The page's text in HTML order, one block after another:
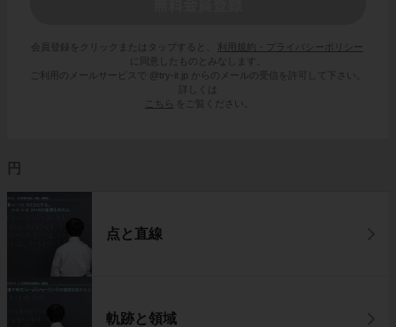
会員登録をクリックまたはタップすると、
利用規約・プライバシーポリシー
に同意したものとみなします。
ご利用のメールサービスで @try-it.jp からのメールの受信を許可して下さい。
詳しくは
こちら
をご覧ください。
円
点と直線
軌跡と領域